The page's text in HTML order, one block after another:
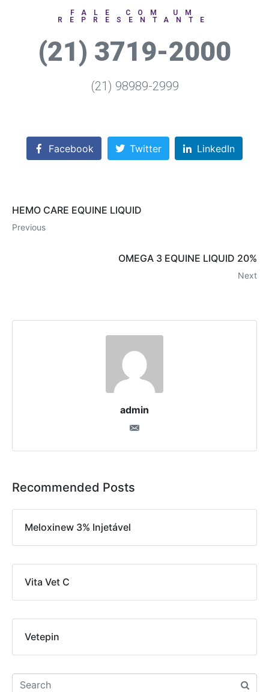
FALE COM UM
REPRESENTANTE
(21) 3719-2000
(21) 98989-2999
Facebook Twitter LinkedIn
HEMO CARE EQUINE LIQUID
Previous
OMEGA 3 EQUINE LIQUID 20%
Next
admin
Recommended Posts
Meloxinew 3% Injetável
Vita Vet C
Vetepin